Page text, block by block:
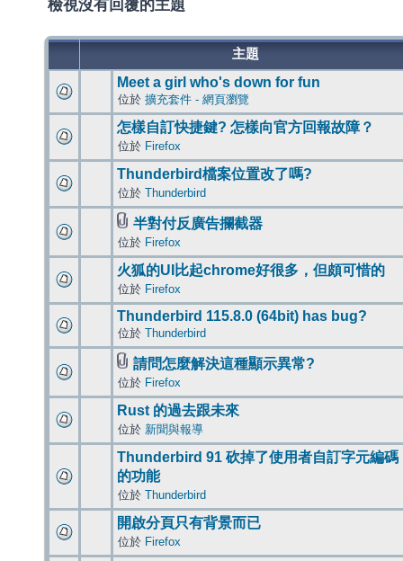
檢視沒有回覆的主題
主題
Meet a girl who's down for fun
位於 擴充套件 - 網頁瀏覽
怎樣自訂快捷鍵? 怎樣向官方回報故障？
位於 Firefox
Thunderbird檔案位置改了嗎?
位於 Thunderbird
半對付反廣告攔截器
位於 Firefox
火狐的UI比起chrome好很多，但頗可惜的
位於 Firefox
Thunderbird 115.8.0 (64bit) has bug?
位於 Thunderbird
請問怎麼解決這種顯示異常?
位於 Firefox
Rust 的過去跟未來
位於 新聞與報導
Thunderbird 91 砍掉了使用者自訂字元編碼
的功能
位於 Thunderbird
開啟分頁只有背景而已
位於 Firefox